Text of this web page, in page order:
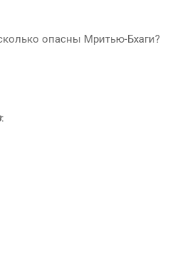
опасны Мритью-Бхаги?
: